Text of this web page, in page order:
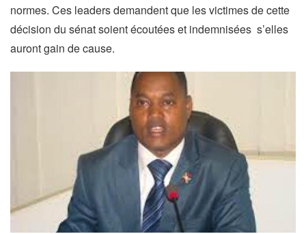
normes. Ces leaders demandent que les victimes de cette
décision du sénat soient écoutées et indemnisées s’elles
auront gain de cause.